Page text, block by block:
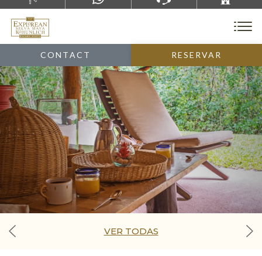
CONTACT RESERVAR
VER TODAS